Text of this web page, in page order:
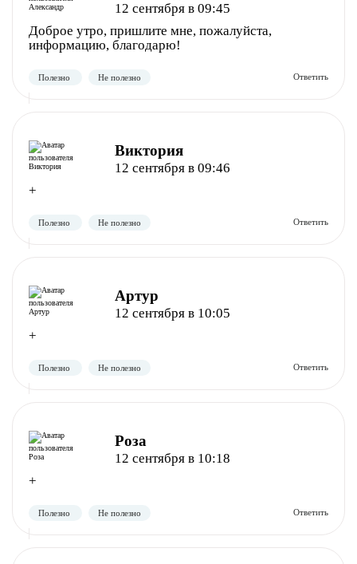
Полезно Не полезно
12 сентября в 09:45
Доброе утро, пришлите мне, пожалуйста,
информацию, благодарю!
Виктория
12 сентября в 09:46
+
Артур
12 сентября в 10:05
+
Роза
12 сентября в 10:18
+